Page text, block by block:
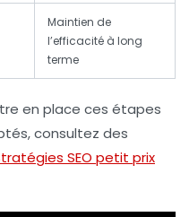
Maintien de
l’efficacité à long
terme
en place ces étapes
consultez des
SEO petit prix